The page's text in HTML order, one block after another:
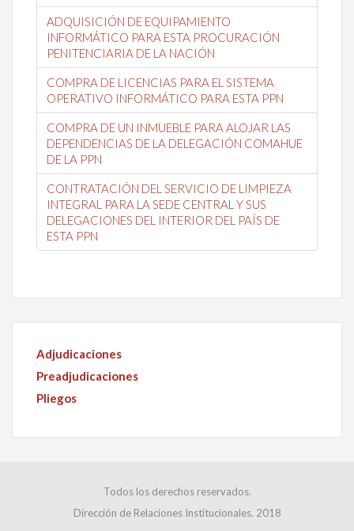
ADQUISICIÓN DE EQUIPAMIENTO
INFORMÁTICO PARA ESTA PROCURACIÓN
PENITENCIARIA DE LA NACIÓN
COMPRA DE LICENCIAS PARA EL SISTEMA
OPERATIVO INFORMÁTICO PARA ESTA PPN
COMPRA DE UN INMUEBLE PARA ALOJAR LAS
DEPENDENCIAS DE LA DELEGACIÓN COMAHUE
DE LA PPN
CONTRATACIÓN DEL SERVICIO DE LIMPIEZA
INTEGRAL PARA LA SEDE CENTRAL Y SUS
DELEGACIONES DEL INTERIOR DEL PAÍS DE
ESTA PPN
Adjudicaciones
Preadjudicaciones
Pliegos
Todos los derechos reservados.
Dirección de Relaciones Institucionales. 2018